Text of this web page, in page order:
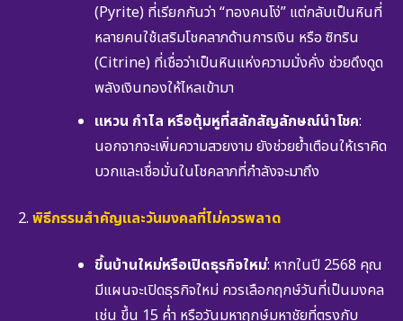
(Pyrite) ที่เรียกกันว่า “ทองคนโง่” แต่กลับเป็นหินที่
หลายคนใช้เสริมโชคลาภด้านการเงิน หรือ ซิทริน
(Citrine) ที่เชื่อว่าเป็นหินแห่งความมั่งคั่ง ช่วยดึงดูด
พลังเงินทองให้ไหลเข้ามา
แหวน กำไล หรือตุ้มหูที่สลักสัญลักษณ์นำโชค:
นอกจากจะเพิ่มความสวยงาม ยังช่วยย้ำเตือนให้เราคิด
บวกและเชื่อมั่นในโชคลาภที่กำลังจะมาถึง
พิธีกรรมสำคัญและวันมงคลที่ไม่ควรพลาด
ขึ้นบ้านใหม่หรือเปิดธุรกิจใหม่: หากในปี 2568 คุณ
มีแผนจะเปิดธุรกิจใหม่ ควรเลือกฤกษ์วันที่เป็นมงคล
เช่น ขึ้น 15 ค่ำ หรือวันมหาฤกษ์มหาชัยที่ตรงกับ